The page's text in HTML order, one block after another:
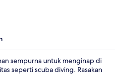
sempurna untuk menginap di
seperti scuba diving. Rasakan